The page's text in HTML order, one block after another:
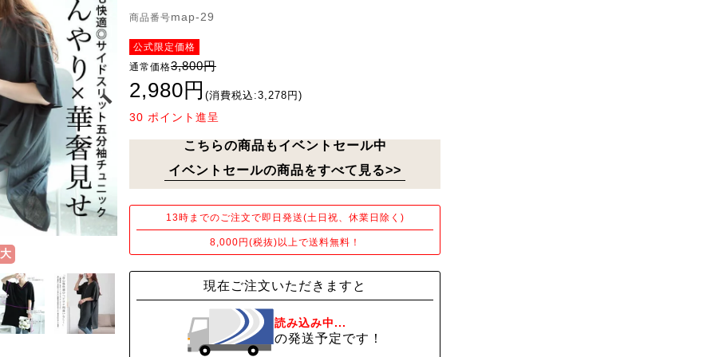
商品番号map-29
公式限定価格
通常価格3,800円
2,980円 (消費税込:3,278円)
30 ポイント進呈
こちらの商品もイベントセール中
イベントセールの商品をすべて見る>>
13時までのご注文で即日発送(土日祝、休業日除く)
8,000円(税抜)以上で送料無料！
現在ご注文いただきますと
読み込み中...
の発送予定です！